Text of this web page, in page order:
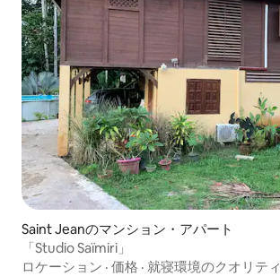
Saint Jeanのマンション・アパート
「Studio Saïmiri」
ロケーション · 価格 · 就寝環境のクオリティ